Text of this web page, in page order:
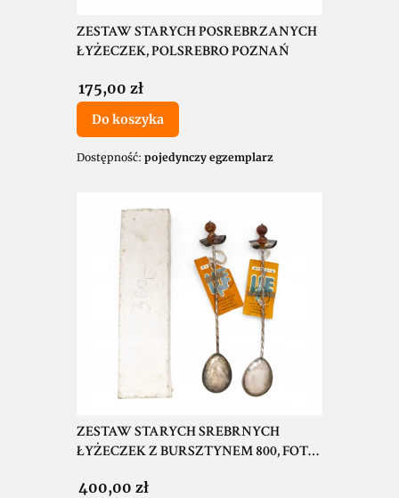
ZESTAW STARYCH POSREBRZANYCH
ŁYŻECZEK, POLSREBRO POZNAŃ
Cena
175,00 zł
Do koszyka
Dostępność: pojedynczy egzemplarz
ZESTAW STARYCH SREBRNYCH
ŁYŻECZEK Z BURSZTYNEM 800, FOTO-
Cena
400,00 zł